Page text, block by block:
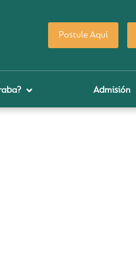
Postule Aquí
Admisión